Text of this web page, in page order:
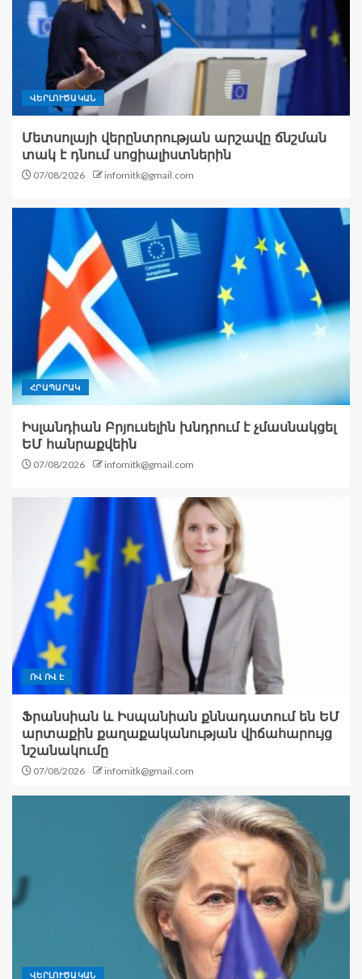
ՎԵՐԼՈՒԾԱԿԱՆ
Մետսոլայի վերընտրության արշավը ճնշման
տակ է դնում սոցիալիստներին
07/08/2026 infomitk@gmail.com
ՀՐԱՊԱՐԱԿ
Իսլանդիան Բրյուսելին խնդրում է չմասնակցել
ԵՄ հանրաքվեին
07/08/2026 infomitk@gmail.com
ՈՎ ՈՎ Է
Ֆրանսիան և Իսպանիան քննադատում են ԵՄ
արտաքին քաղաքականության վիճահարույց
նշանակումը
07/08/2026 infomitk@gmail.com
ՎԵՐԼՈՒԾԱԿԱՆ